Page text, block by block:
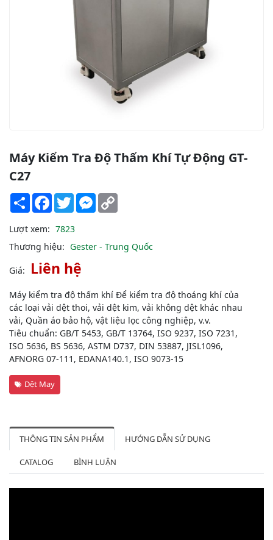
Máy Kiểm Tra Độ Thấm Khí Tự Động GT-
C27
Share Facebook
TwitterMessenger
Lượt xem: 7823
Thương hiệu: Gester - Trung Quốc
Giá: Liên hệ
Máy kiểm tra độ thấm khí Để kiểm tra độ thoáng khí của
các loại vải dệt thoi, vải dệt kim, vải không dệt khác nhau
vải, Quần áo bảo hộ, vật liệu lọc công nghiệp, v.v.
Tiêu chuẩn: GB/T 5453, GB/T 13764, ISO 9237, ISO 7231,
ISO 5636, BS 5636, ASTM D737, DIN 53887, JISL1096,
AFNORG 07-111, EDANA140.1, ISO 9073-15
Dệt May
THÔNG TIN SẢN PHẨM HƯỚNG DẪN SỬ DỤNG
CATALOG BÌNH LUẬN